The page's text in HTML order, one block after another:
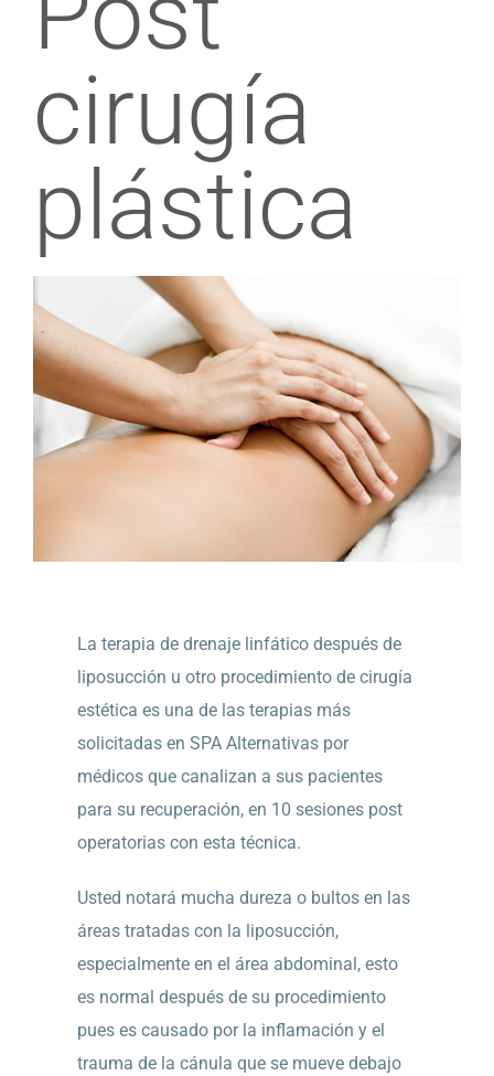
cirugía
plástica
La terapia de drenaje linfático después de
liposucción u otro procedimiento de cirugía
estética es una de las terapias más
solicitadas en SPA Alternativas por
médicos que canalizan a sus pacientes
para su recuperación, en 10 sesiones post
operatorias con esta técnica.
Usted notará mucha dureza o bultos en las
áreas tratadas con la liposucción,
especialmente en el área abdominal, esto
es normal después de su procedimiento
pues es causado por la inflamación y el
trauma de la cánula que se mueve debajo